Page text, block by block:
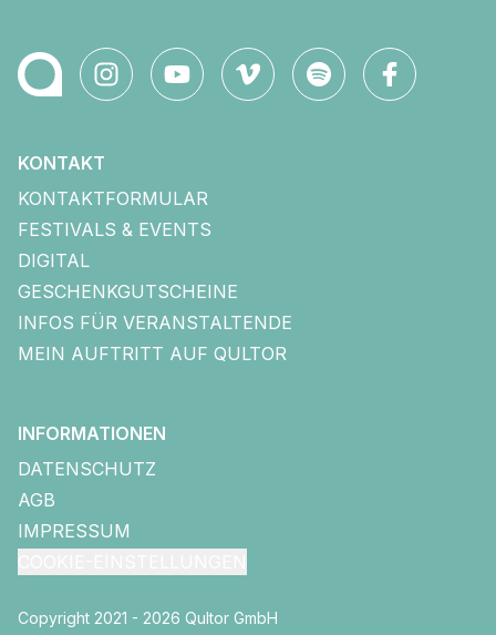
KONTAKT
KONTAKTFORMULAR
FESTIVALS & EVENTS
DIGITAL
GESCHENKGUTSCHEINE
INFOS FÜR VERANSTALTENDE
MEIN AUFTRITT AUF QULTOR
INFORMATIONEN
DATENSCHUTZ
AGB
IMPRESSUM
Copyright 2021 - 2026 Qultor GmbH